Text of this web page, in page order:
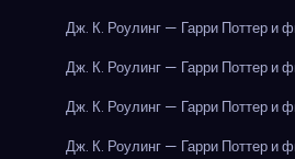
Дж. К. Роулинг — Гарри Поттер и
Дж. К. Роулинг — Гарри Поттер и
Дж. К. Роулинг — Гарри Поттер и
Дж. К. Роулинг — Гарри Поттер и